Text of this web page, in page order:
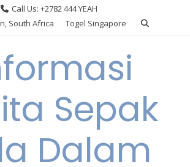
Call Us: +2782 444 YEAH
South Africa
Togel Singapore
Sepak
Dalam